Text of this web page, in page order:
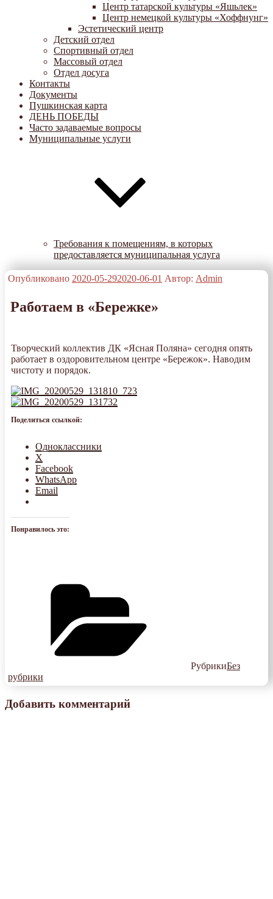
Центр татарской культуры «Яшьлек»
Центр немецкой культуры «Хоффнунг»
Эстетический центр
Детский отдел
Спортивный отдел
Массовый отдел
Отдел досуга
Контакты
Документы
Пушкинская карта
ДЕНЬ ПОБЕДЫ
Часто задаваемые вопросы
Муниципальные услуги
Требования к помещениям, в которых
предоставляется муниципальная услуга
Опубликовано 2020-05-292020-06-01 Автор: Admin
Работаем в «Бережке»
Творческий коллектив ДК «Ясная Поляна» сегодня опять
работает в оздоровительном центре «Бережок». Наводим
чистоту и порядок.
Поделиться ссылкой:
Одноклассники
X
Facebook
WhatsApp
Email
Понравилось это:
РубрикиБез
рубрики
Добавить комментарий